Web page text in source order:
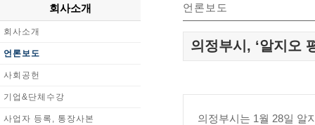
회사소개
회사소개
언론보도
사회공헌
기업&단체수강
사업자 등록, 통장사본
언론보도
의정부시, ‘알지오
의정부시는 1월 28일 알